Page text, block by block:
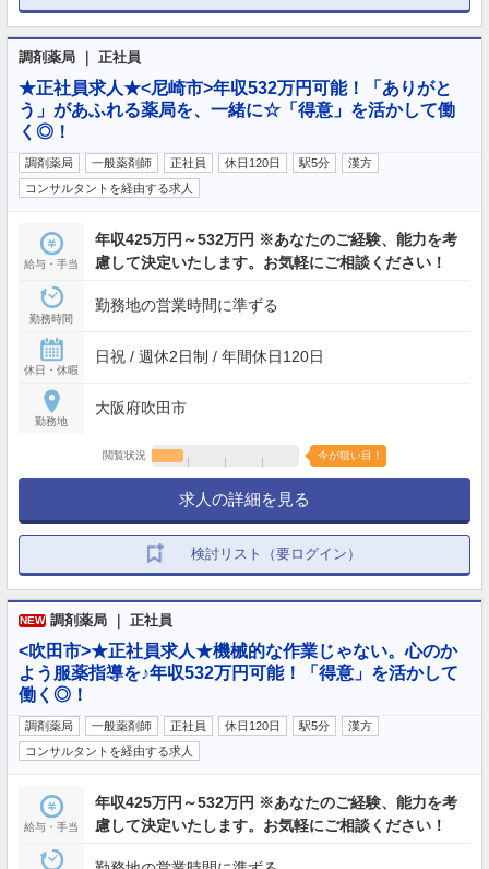
調剤薬局 ｜ 正社員
★正社員求人★<尼崎市>年収532万円可能！「ありがと
う」があふれる薬局を、一緒に☆「得意」を活かして働
く◎！
調剤薬局 一般薬剤師 正社員 休日120日 駅5分
漢方
コンサルタントを経由する求人
給与・手当
年収425万円～532万円 ※あなたのご経験、能力を考
慮して決定いたします。お気軽にご相談ください！
勤務時間
勤務地の営業時間に準ずる
休日・休暇
日祝 / 週休2日制 / 年間休日120日
勤務地
大阪府吹田市
閲覧状況 今が狙い目！
求人の詳細を見る
検討リスト（要ログイン）
NEW 調剤薬局 ｜ 正社員
<吹田市>★正社員求人★機械的な作業じゃない。心のか
よう服薬指導を♪年収532万円可能！「得意」を活かして
働く◎！
調剤薬局 一般薬剤師 正社員 休日120日 駅5分
漢方
コンサルタントを経由する求人
給与・手当
年収425万円～532万円 ※あなたのご経験、能力を考
慮して決定いたします。お気軽にご相談ください！